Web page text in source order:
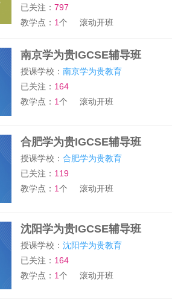
已关注：797
教学点： 1个 滚动开班
南京学为贵IGCSE辅导班
授课学校：南京学为贵教育
已关注： 164
教学点： 1个 滚动开班
合肥学为贵IGCSE辅导班
授课学校：合肥学为贵教育
已关注： 119
教学点： 1个 滚动开班
沈阳学为贵IGCSE辅导班
授课学校：沈阳学为贵教育
已关注： 164
教学点： 1个 滚动开班